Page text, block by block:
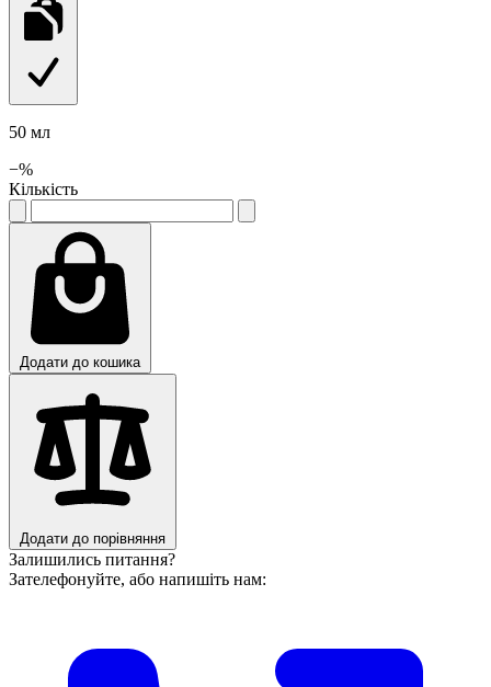
50 мл
−%
Кількість
Додати до кошика
Додати до порівняння
Залишились питання?
Зателефонуйте, або напишіть нам: